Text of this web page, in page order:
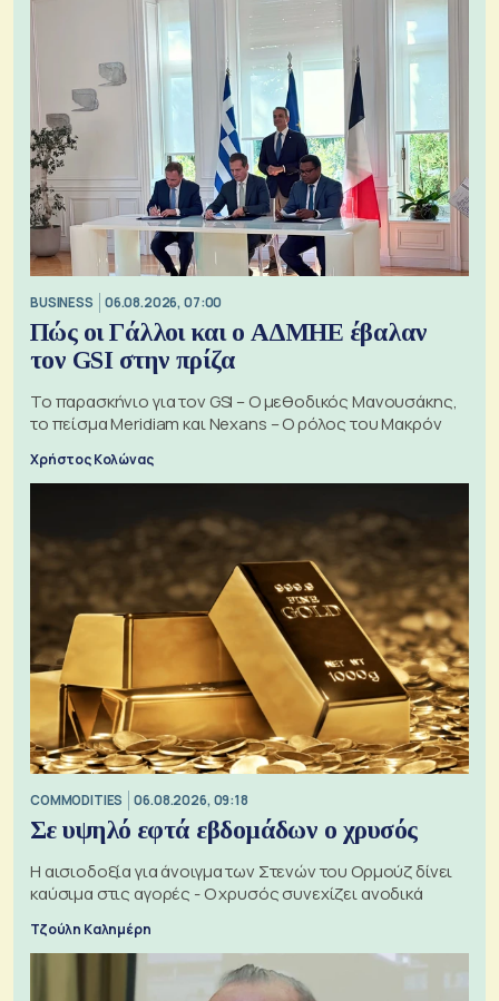
BUSINESS 06.08.2026, 07:00
Πώς οι Γάλλοι και ο ΑΔΜΗΕ έβαλαν
τον GSI στην πρίζα
Το παρασκήνιο για τον GSI – Ο μεθοδικός Μανουσάκης,
το πείσμα Meridiam και Nexans – Ο ρόλος του Μακρόν
Χρήστος Κολώνας
COMMODITIES 06.08.2026, 09:18
Σε υψηλό εφτά εβδομάδων ο χρυσός
Η αισιοδοξία για άνοιγμα των Στενών του Ορμούζ δίνει
καύσιμα στις αγορές - Ο χρυσός συνεχίζει ανοδικά
Τζούλη Καλημέρη